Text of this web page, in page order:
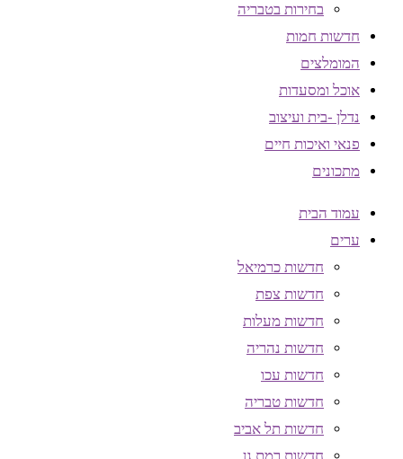
בחירות בטבריה
חדשות חמות
המומלצים
אוכל ומסעדות
נדלן -בית ועיצוב
פנאי ואיכות חיים
מתכונים
עמוד הבית
ערים
חדשות כרמיאל
חדשות צפת
חדשות מעלות
חדשות נהריה
חדשות עכו
חדשות טבריה
חדשות תל אביב